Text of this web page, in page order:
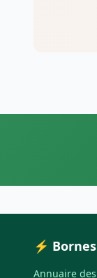
⚡
Annuaire